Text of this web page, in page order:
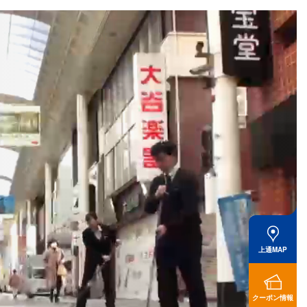
上通MAP
クーポン情報